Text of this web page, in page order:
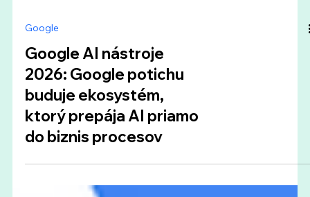
Google
Google AI nástroje
2026: Google potichu
buduje ekosystém,
ktorý prepája AI priamo
do biznis procesov